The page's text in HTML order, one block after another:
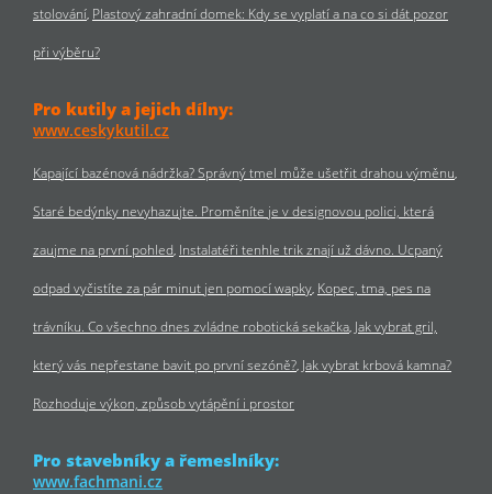
stolování Plastový zahradní domek: Kdy se vyplatí a na co si dát pozor
při výběru?
Pro kutily a jejich dílny:
www.ceskykutil.cz
Kapající bazénová nádržka? Správný tmel může ušetřit drahou výměnu
Staré bedýnky nevyhazujte. Proměníte je v designovou polici, která
zaujme na první pohled Instalatéři tenhle trik znají už dávno. Ucpaný
odpad vyčistíte za pár minut jen pomocí wapky Kopec, tma, pes na
trávníku. Co všechno dnes zvládne robotická sekačka Jak vybrat gril,
který vás nepřestane bavit po první sezóně? Jak vybrat krbová kamna?
Rozhoduje výkon, způsob vytápění i prostor
Pro stavebníky a řemeslníky:
www.fachmani.cz